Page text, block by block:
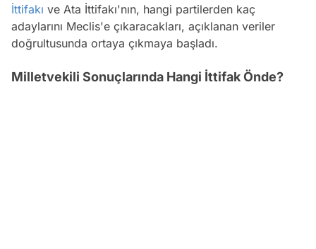
İttifakı ve Ata İttifakı'nın, hangi partilerden kaç
adaylarını Meclis'e çıkaracakları, açıklanan veriler
doğrultusunda ortaya çıkmaya başladı.
Milletvekili Sonuçlarında Hangi İttifak Önde?